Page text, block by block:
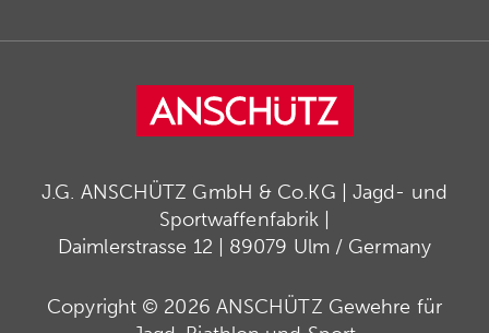
J.G. ANSCHÜTZ GmbH & Co.KG | Jagd- und
Sportwaffenfabrik |
Daimlerstrasse 12 | 89079 Ulm / Germany
Copyright © 2026 ANSCHÜTZ Gewehre für